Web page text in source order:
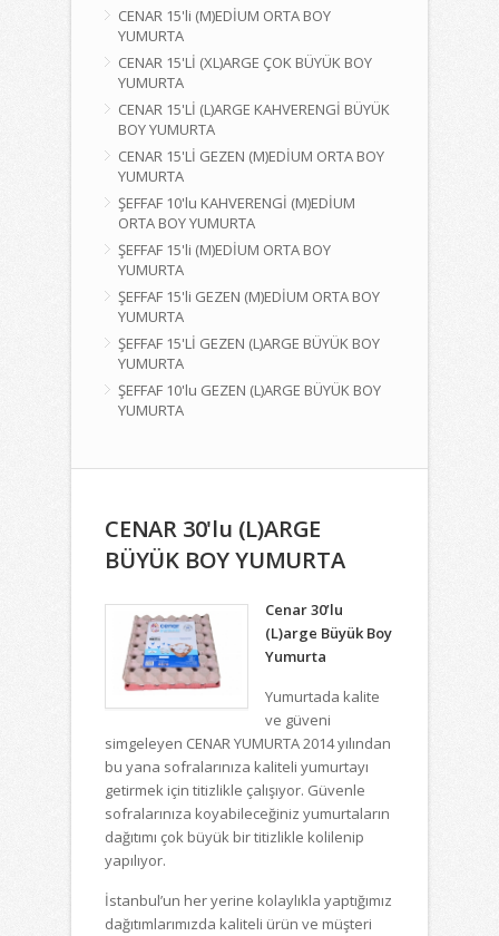
CENAR 15'li (M)EDİUM ORTA BOY
YUMURTA
CENAR 15'Lİ (XL)ARGE ÇOK BÜYÜK BOY
YUMURTA
CENAR 15'Lİ (L)ARGE KAHVERENGİ BÜYÜK
BOY YUMURTA
CENAR 15'Lİ GEZEN (M)EDİUM ORTA BOY
YUMURTA
ŞEFFAF 10'lu KAHVERENGİ (M)EDİUM
ORTA BOY YUMURTA
ŞEFFAF 15'li (M)EDİUM ORTA BOY
YUMURTA
ŞEFFAF 15'li GEZEN (M)EDİUM ORTA BOY
YUMURTA
ŞEFFAF 15'Lİ GEZEN (L)ARGE BÜYÜK BOY
YUMURTA
ŞEFFAF 10'lu GEZEN (L)ARGE BÜYÜK BOY
YUMURTA
CENAR 30'lu (L)ARGE
BÜYÜK BOY YUMURTA
Cenar 30’lu
(L)arge Büyük Boy
Yumurta
Yumurtada kalite
ve güveni
simgeleyen CENAR YUMURTA2014 yılından
bu yana sofralarınıza kaliteli yumurtayı
getirmek için titizlikle çalışıyor. Güvenle
sofralarınıza koyabileceğiniz yumurtaların
dağıtımı çok büyük bir titizlikle kolilenip
yapılıyor.
İstanbul’un her yerine kolaylıkla yaptığımız
dağıtımlarımızda kaliteli ürün ve müşteri